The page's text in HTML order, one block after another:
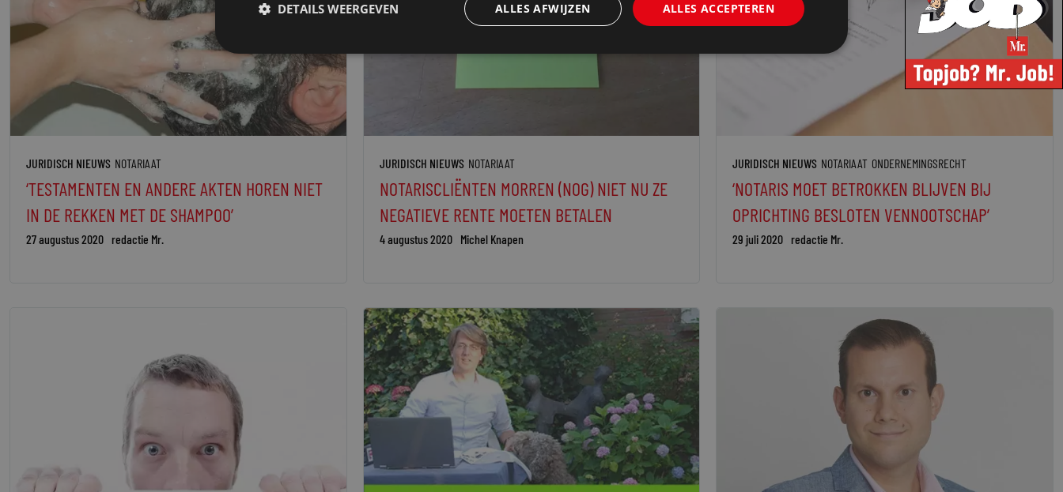
JURIDISCH NIEUWS NOTARIAAT
‘TESTAMENTEN EN ANDERE AKTEN HOREN NIET
IN DE REKKEN MET DE SHAMPOO’
27 augustus 2020 redactie Mr.
JURIDISCH NIEUWS NOTARIAAT
NOTARISCLIËNTEN MORREN (NOG) NIET NU ZE
NEGATIEVE RENTE MOETEN BETALEN
4 augustus 2020 Michel Knapen
JURIDISCH NIEUWS NOTARIAAT ONDERNEMINGSRECHT
‘NOTARIS MOET BETROKKEN BLIJVEN BIJ
OPRICHTING BESLOTEN VENNOOTSCHAP’
29 juli 2020 redactie Mr.
ALLES ACCEPTEREN
ALLES AFWIJZEN
DETAILS WEERGEVEN